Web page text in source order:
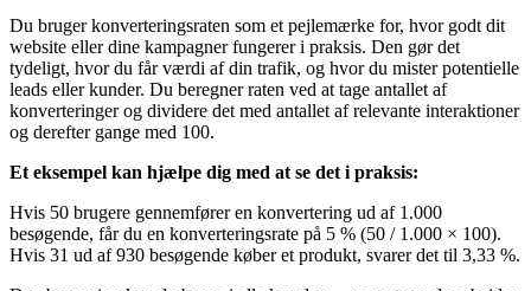
Du bruger konverteringsraten som et pejlemærke for, hvor godt dit
website eller dine kampagner fungerer i praksis. Den gør det
tydeligt, hvor du får værdi af din trafik, og hvor du mister potentielle
leads eller kunder. Du beregner raten ved at tage antallet af
konverteringer og dividere det med antallet af relevante interaktioner
og derefter gange med 100.
Et eksempel kan hjælpe dig med at se det i praksis:
Hvis 50 brugere gennemfører en konvertering ud af 1.000
besøgende, får du en konverteringsrate på 5 % (50 / 1.000 × 100).
Hvis 31 ud af 930 besøgende køber et produkt, svarer det til 3,33 %.